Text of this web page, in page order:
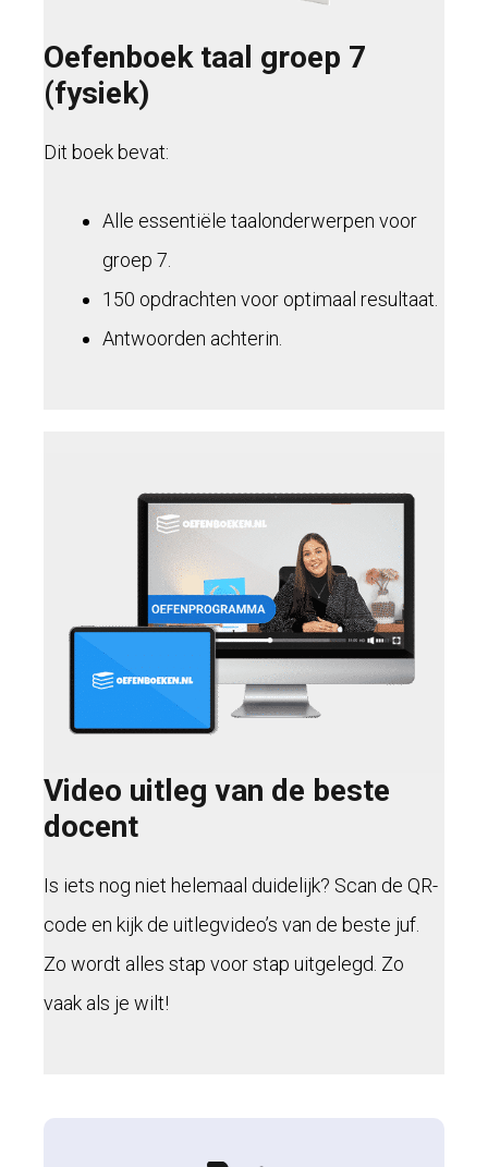
Oefenboek taal groep 7
(fysiek)
Dit boek bevat:
Alle essentiële taalonderwerpen voor
groep 7.
150 opdrachten voor optimaal resultaat.
Antwoorden achterin.
Video uitleg van de beste
docent
Is iets nog niet helemaal duidelijk? Scan de QR-
code en kijk de uitlegvideo’s van de beste juf.
Zo wordt alles stap voor stap uitgelegd. Zo
vaak als je wilt!